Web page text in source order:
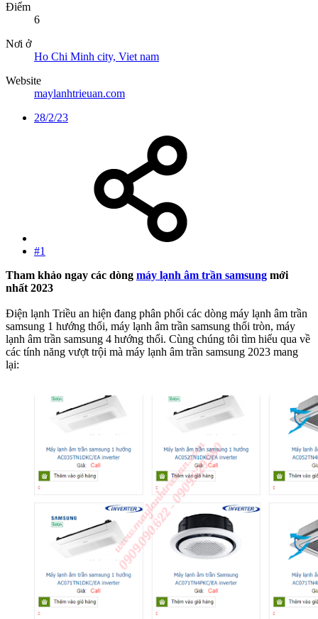
Điểm
6
Nơi ở
Ho Chi Minh city, Viet nam
Website
maylanhtrieuan.com
28/2/23
#1
Tham khảo ngay các dòng máy lạnh âm trần samsung mới
nhất 2023
Điện lạnh Triều an hiện đang phân phối các dòng máy lạnh âm trần
samsung 1 hướng thổi, máy lạnh âm trần samsung thổi tròn, máy
lạnh âm trần samsung 4 hướng thổi. Cùng chúng tôi tìm hiểu qua về
các tính năng vượt trội mà máy lạnh âm trần samsung 2023 mang
lại: